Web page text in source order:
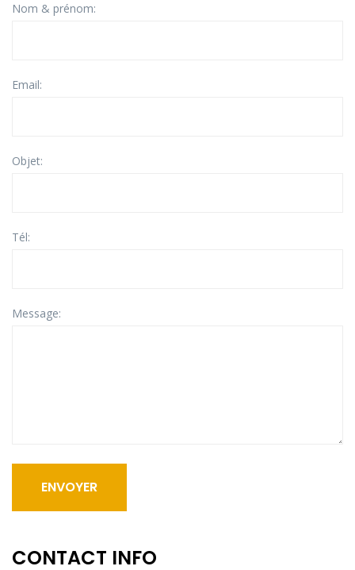
Nom & prénom:
Email:
Objet:
Tél:
Message:
ENVOYER
CONTACT INFO